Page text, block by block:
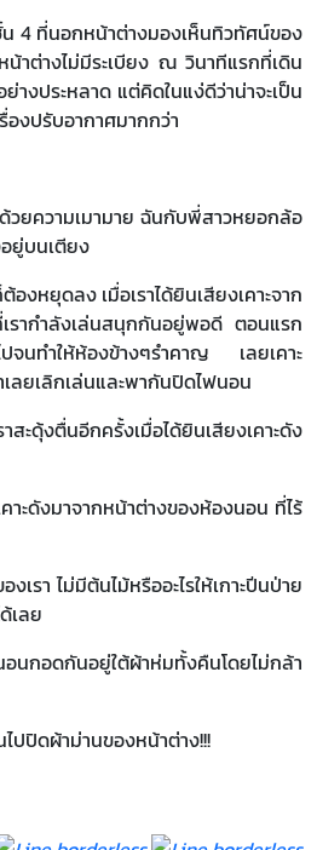
ที่นอกหน้าต่างมองเห็นทิวทัศน์ของ
น้าต่างไม่มีระเบียง ณ วินาทีแรกที่เดิน
างประหลาด แต่คิดในแง่ดีว่าน่าจะเป็น
องปรับอากาศมากกว่า
ามเมามาย ฉันกับพี่สาวหยอกล้อ
ยู่บนเตียง
ดลง เมื่อเราได้ยินเสียงเคาะจาก
รากำลังเล่นสนุกกันอยู่พอดี ตอนแรก
ไปจนทำให้ห้องข้างๆรำคาญ เลยเคาะ
เลยเลิกเล่นและพากันปิดไฟนอน
นอีกครั้งเมื่อได้ยินเสียงเคาะดัง
าะดังมาจากหน้าต่างของห้องนอน ที่ไร้
ม่มีต้นไม้หรืออะไรให้เกาะปีนป่าย
เลย
ดกันอยู่ใต้ผ้าห่มทั้งคืนโดยไม่กล้า
ปิดผ้าม่านของหน้าต่าง!!!